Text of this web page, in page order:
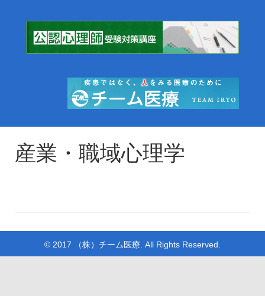
産業・職域心理学
© 2017 （株）チーム医療. All Rights Reserved.